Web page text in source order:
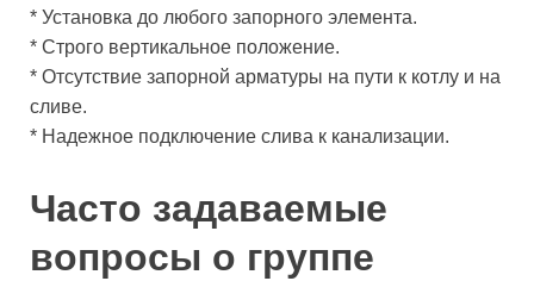
* Установка до любого запорного элемента.
* Строго вертикальное положение.
* Отсутствие запорной арматуры на пути к котлу и на
сливе.
* Надежное подключение слива к канализации.
Часто задаваемые
вопросы о группе